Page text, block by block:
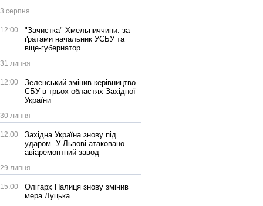
3 серпня
12:00
"Зачистка" Хмельниччини: за
ґратами начальник УСБУ та
віце-губернатор
31 липня
12:00
Зеленський змінив керівництво
СБУ в трьох областях Західної
України
30 липня
12:00
Західна Україна знову під
ударом. У Львові атаковано
авіаремонтний завод
29 липня
15:00
Олігарх Палиця знову змінив
мера Луцька